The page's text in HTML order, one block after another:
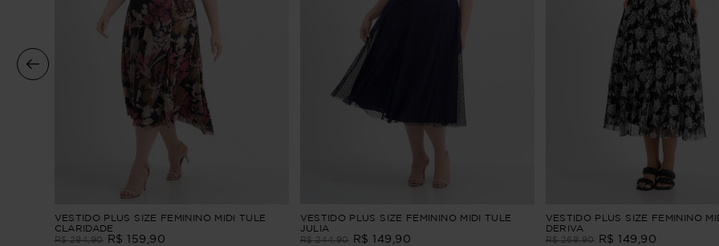
VESTIDO PLUS SIZE FEMININO MIDI TULE
CLARIDADE
R$ 294,90 R$ 159 90
VESTIDO PLUS SIZE FEMININO MIDI TULE
JULIA
R$ 244,90 R$ 149 90
VESTIDO PLUS SIZE FEMININO
DERIVA
R$ 269,90 R$ 149 90